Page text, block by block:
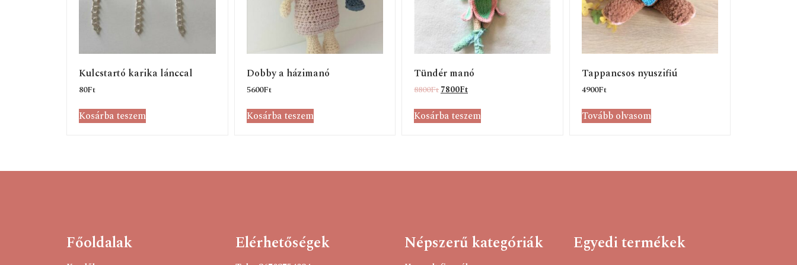
Kulcstartó karika lánccal
80Ft
Kosárba teszem
Dobby a házimanó
5600Ft
Kosárba teszem
Tündér manó
8800Ft7800Ft
Kosárba teszem
Tappancsos nyuszifiú
4900Ft
Tovább olvasom
Főoldalak Elérhetőségek Népszerű kategóriák Egyedi termékek